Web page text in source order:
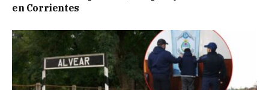
en Corrientes